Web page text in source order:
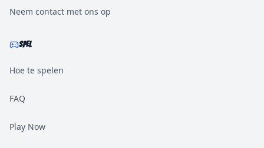
Neem contact met ons op
SPEL
Hoe te spelen
FAQ
Play Now